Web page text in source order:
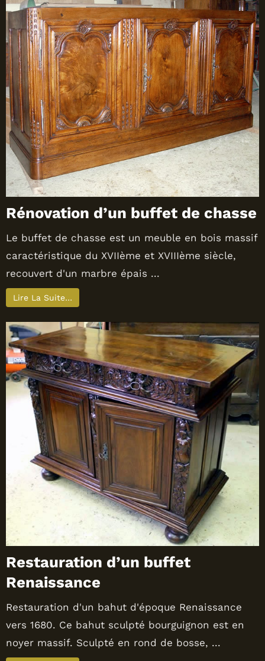
Rénovation d’un buffet de chasse
Le buffet de chasse est un meuble en bois massif
caractéristique du XVIIème et XVIIIème siècle,
recouvert d'un marbre épais ...
Lire La Suite…
Restauration d’un buffet
Renaissance
Restauration d'un bahut d'époque Renaissance
vers 1680. Ce bahut sculpté bourguignon est en
noyer massif. Sculpté en rond de bosse, ...